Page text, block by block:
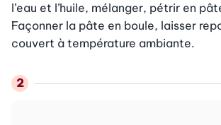
l’eau et l’huile, mélanger, pétrir en
Façonner la pâte en boule, laisser
couvert à température ambiante.